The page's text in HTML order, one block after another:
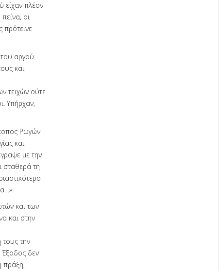
είχαν πλέον
οι
αργού
και
τειχών ούτε
Υπήρχαν,
Ρωγών
και
με την
σταθερά τη
και των
και στην
τους την
Έξοδος δεν
πράξη,